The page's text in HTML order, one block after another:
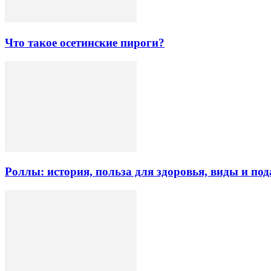
Что такое осетинские пироги?
Роллы: история, польза для здоровья, виды и